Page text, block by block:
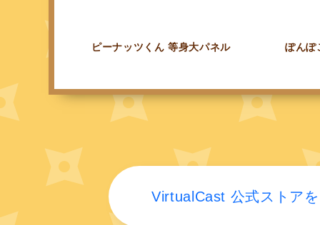
ピーナッツくん 等身大パネル ぽんぽ
VirtualCast 公式ストア